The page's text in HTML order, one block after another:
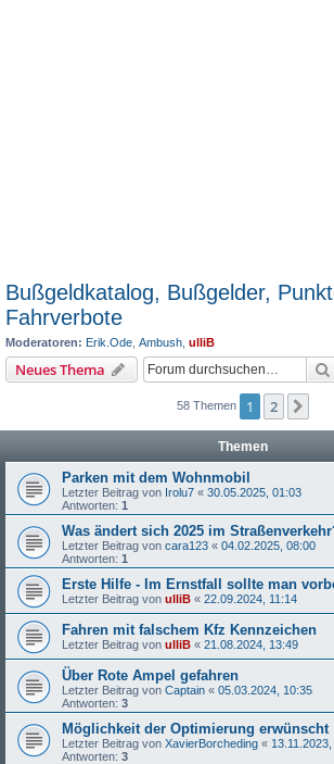
Bußgeldkatalog, Bußgelder,
Fahrverbote
Moderatoren: Erik.Ode Ambush ulliB
Neues Thema
58 Themen 1 2
Themen
Parken mit dem Wohnmobil
Letzter Beitrag von Irolu7 « 30.05.2025, 01:03
Antworten: 1
Was ändert sich 2025 im
Letzter Beitrag von cara123 « 04.02.2025, 08:00
Antworten: 1
Erste Hilfe - Im Ernstfall sollte man
Letzter Beitrag von ulliB « 22.09.2024, 11:14
Fahren mit falschem Kfz Kennzeichen
Letzter Beitrag von ulliB « 21.08.2024, 13:49
Über Rote Ampel gefahren
Letzter Beitrag von Captain « 05.03.2024, 10:35
Antworten: 3
Möglichkeit der Optimierung erwünscht
Letzter Beitrag von XavierBorcheding «
Antworten: 3